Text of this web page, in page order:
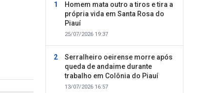
Homem mata outro a tiros e tira a
própria vida em Santa Rosa do
Piauí
25/07/2026 19:37
Serralheiro oeirense morre após
queda de andaime durante
trabalho em Colônia do Piauí
13/07/2026 16:57